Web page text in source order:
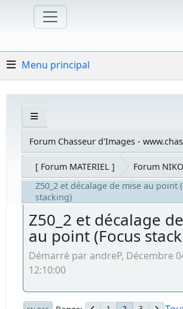
Menu principal
Forum Chasseur d'Images -
[ Forum MATERIEL ]
Forum
Z50_2 et décalage de mise au point
stacking)
Z50_2 et décalage
au point (Focus
Démarré par andreP, Décembre
12:10:00